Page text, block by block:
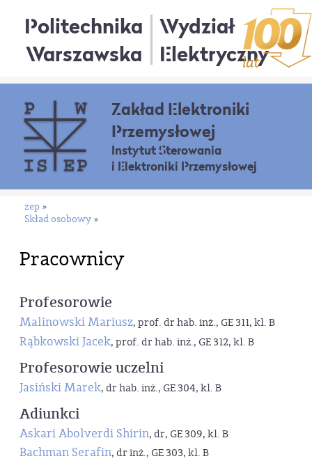
Politechnika
Warszawska
Wydział
Elektryczny
Zakład Elektroniki
Przemysłowej
Instytut Sterowania
i Elektroniki Przemysłowej
zep »
Skład osobowy »
Pracownicy
Profesorowie
Malinowski Mariusz, prof. dr hab. inż., GE 311, kl. B
Rąbkowski Jacek, prof. dr hab. inż., GE 312, kl. B
Profesorowie uczelni
Jasiński Marek, dr hab. inż., GE 304, kl. B
Adiunkci
Askari Abolverdi Shirin, dr, GE 309, kl. B
Bachman Serafin, dr inż., GE 303, kl. B